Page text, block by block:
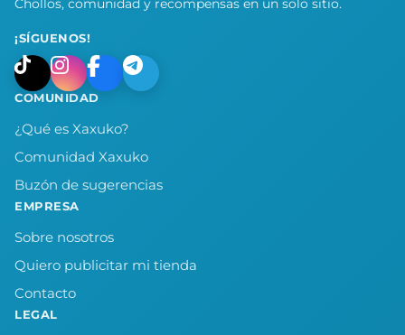
Chollos, comunidad y recompensas en un solo sitio.
¡SÍGUENOS!
COMUNIDAD
¿Qué es Xaxuko?
Comunidad Xaxuko
Buzón de sugerencias
EMPRESA
Sobre nosotros
Quiero publicitar mi tienda
Contacto
LEGAL